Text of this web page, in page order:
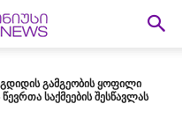
გამგეობის ყოფილი
საქმეების შესწავლას